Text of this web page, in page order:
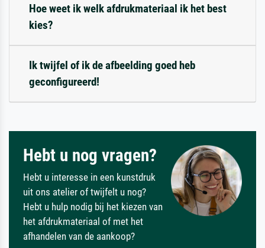
Hoe weet ik welk afdrukmateriaal ik het best
kies?
Ik twijfel of ik de afbeelding goed heb
geconfigureerd!
Hebt u nog vragen?
Hebt u interesse in een kunstdruk
uit ons atelier of twijfelt u nog?
Hebt u hulp nodig bij het kiezen van
het afdrukmateriaal of met het
afhandelen van de aankoop?